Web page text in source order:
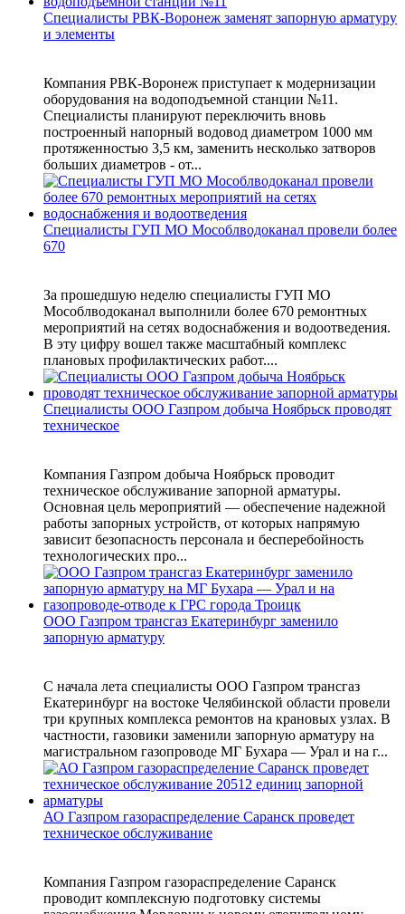
Специалисты РВК-Воронеж заменят запорную арматуру
и элементы
Компания РВК-Воронеж приступает к модернизации
оборудования на водоподъемной станции №11.
Специалисты планируют переключить вновь
построенный напорный водовод диаметром 1000 мм
протяженностью 3,5 км, заменить несколько затворов
больших диаметров - от...
Специалисты ГУП МО Мособлводоканал провели более
670
За прошедшую неделю специалисты ГУП МО
Мособлводоканал выполнили более 670 ремонтных
мероприятий на сетях водоснабжения и водоотведения.
В эту цифру вошел также масштабный комплекс
плановых профилактических работ....
Специалисты ООО Газпром добыча Ноябрьск проводят
техническое
Компания Газпром добыча Ноябрьск проводит
техническое обслуживание запорной арматуры.
Основная цель мероприятий — обеспечение надежной
работы запорных устройств, от которых напрямую
зависит безопасность персонала и бесперебойность
технологических про...
ООО Газпром трансгаз Екатеринбург заменило
запорную арматуру
С начала лета специалисты ООО Газпром трансгаз
Екатеринбург на востоке Челябинской области провели
три крупных комплекса ремонтов на крановых узлах. В
частности, газовики заменили запорную арматуру на
магистральном газопроводе МГ Бухара — Урал и на г...
АО Газпром газораспределение Саранск проведет
техническое обслуживание
Компания Газпром газораспределение Саранск
проводит комплексную подготовку системы